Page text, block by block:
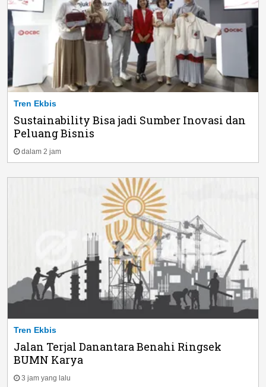
Tren Ekbis
Sustainability Bisa jadi Sumber Inovasi dan
Peluang Bisnis
dalam 2 jam
Tren Ekbis
Jalan Terjal Danantara Benahi Ringsek
BUMN Karya
3 jam yang lalu